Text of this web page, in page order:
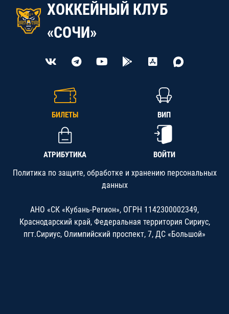
ХОККЕЙНЫЙ КЛУБ
«СОЧИ»
БИЛЕТЫ ВИП
АТРИБУТИКА ВОЙТИ
Политика по защите, обработке и хранению персональных
данных
АНО «СК «Кубань-Регион», ОГРН 1142300002349,
Краснодарский край, Федеральная территория Сириус,
пгт.Сириус, Олимпийский проспект, 7, ДС «Большой»